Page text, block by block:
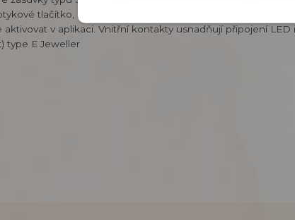
tlačítko, které je aktivní při správné instalaci zásuvky
v aplikaci. Vnitřní kontakty usnadňují připojení
type E Jeweller